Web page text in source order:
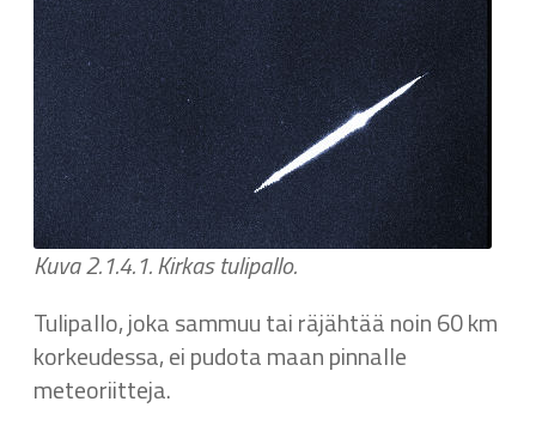
Kuva 2.1.4.1. Kirkas tulipallo.
Tulipallo, joka sammuu tai räjähtää noin 60 km
korkeudessa, ei pudota maan pinnalle
meteoriitteja.